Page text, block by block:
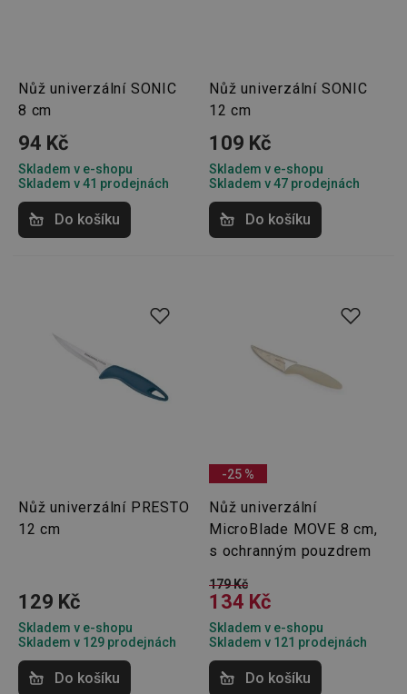
Nůž univerzální SONIC
8 cm
94 Kč
Skladem v e-shopu
Skladem v 41 prodejnách
Do košíku
Nůž univerzální SONIC
12 cm
109 Kč
Skladem v e-shopu
Skladem v 47 prodejnách
Do košíku
Nůž univerzální PRESTO
12 cm
129 Kč
Skladem v e-shopu
Skladem v 129 prodejnách
Do košíku
-25 %
Nůž univerzální
MicroBlade MOVE 8 cm,
s ochranným pouzdrem
179 Kč
134 Kč
Skladem v e-shopu
Skladem v 121 prodejnách
Do košíku